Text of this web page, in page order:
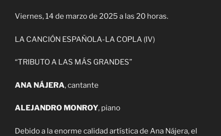
Viernes, 14 de marzo de 2025 a las 20 horas.
LA CANCIÓN ESPAÑOLA-LA COPLA (IV)
“TRIBUTO A LAS MÁS GRANDES”
ANA NÁJERA, cantante
ALEJANDRO MONROY, piano
Debido a la enorme calidad artística de Ana Nájera, el